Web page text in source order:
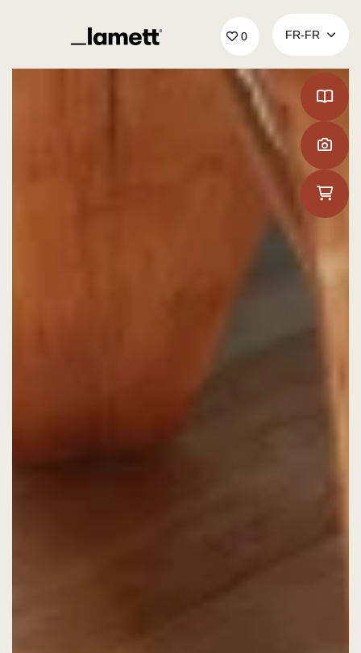
Retour à la page d'accueil 0 FR‑FR